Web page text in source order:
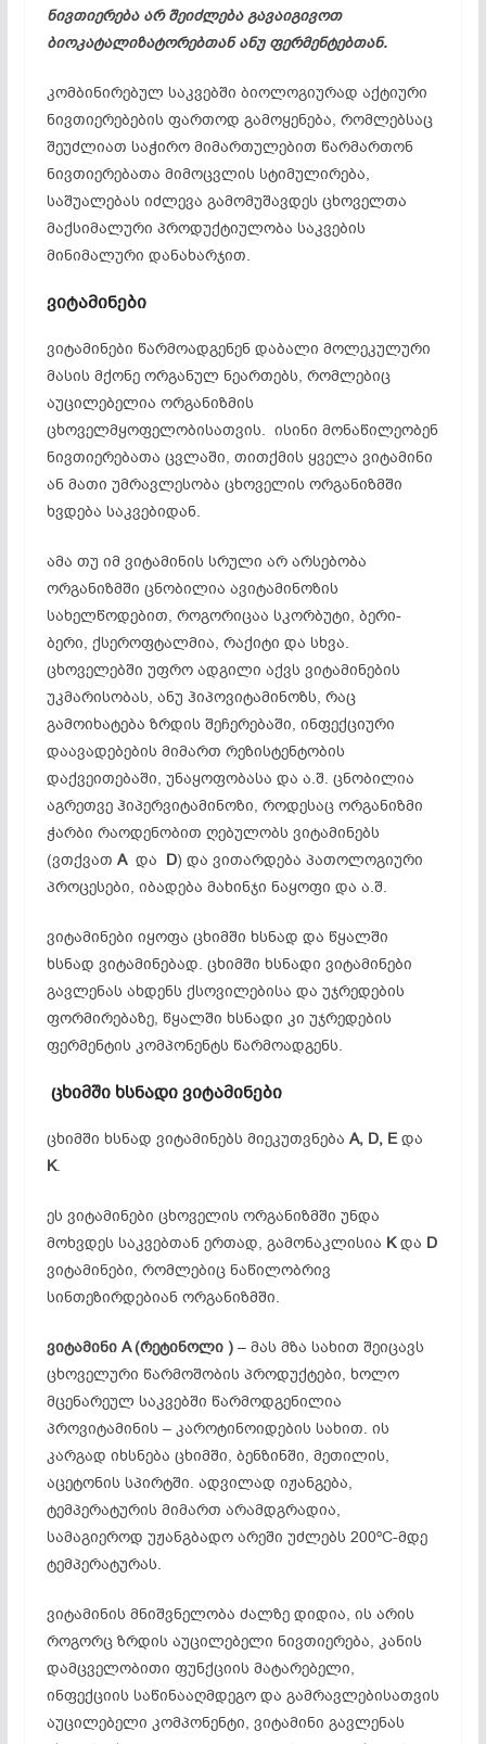
ნივთიერება არ შეიძლება გავაიგივოთ
ბიოკატალიზატორებთან ანუ ფერმენტებთან.
კომბინირებულ საკვებში ბიოლოგიურად აქტიური
ნივთიერებების ფართოდ გამოყენება, რომლებსაც
შეუძლიათ საჭირო მიმართულებით წარმართონ
ნივთიერებათა მიმოცვლის სტიმულირება,
საშუალებას იძლევა გამომუშავდეს ცხოველთა
მაქსიმალური პროდუქტიულობა საკვების
მინიმალური დანახარჯით.
ვიტამინები
ვიტამინები წარმოადგენენ დაბალი მოლეკულური
მასის მქონე ორგანულ ნეართებს, რომლებიც
აუცილებელია ორგანიზმის
ცხოველმყოფელობისათვის. ისინი მონაწილეობენ
ნივთიერებათა ცვლაში, თითქმის ყველა ვიტამინი
ან მათი უმრავლესობა ცხოველის ორგანიზმში
ხვდება საკვებიდან.
ამა თუ იმ ვიტამინის სრული არ არსებობა
ორგანიზმში ცნობილია ავიტამინოზის
სახელწოდებით, როგორიცაა სკორბუტი, ბერი-
ბერი, ქსეროფტალმია, რაქიტი და სხვა.
ცხოველებში უფრო ადგილი აქვს ვიტამინების
უკმარისობას, ანუ ჰიპოვიტამინოზს, რაც
გამოიხატება ზრდის შეჩერებაში, ინფექციური
დაავადებების მიმართ რეზისტენტობის
დაქვეითებაში, უნაყოფობასა და ა.შ. ცნობილია
აგრეთვე ჰიპერვიტამინოზი, როდესაც ორგანიზმი
ჭარბი რაოდენობით ღებულობს ვიტამინებს
(ვთქვათ Aდა D) და ვითარდება პათოლოგიური
პროცესები, იბადება მახინჯი ნაყოფი და ა.შ.
ვიტამინები იყოფა ცხიმში ხსნად და წყალში
ხსნად ვიტამინებად. ცხიმში ხსნადი ვიტამინები
გავლენას ახდენს ქსოვილებისა და უჯრედების
ფორმირებაზე, წყალში ხსნადი კი უჯრედების
ფერმენტის კომპონენტს წარმოადგენს.
ცხიმში ხსნადივიტამინები
ცხიმში ხსნად ვიტამინებს მიეკუთვნება A, D, Eდა
K.
ეს ვიტამინები ცხოველის ორგანიზმში უნდა
მოხვდეს საკვებთან ერთად, გამონაკლისია Kდა D
ვიტამინები, რომლებიც ნაწილობრივ
სინთეზირდებიან ორგანიზმში.
ვიტამინი A (რეტინოლი )– მას მზა სახით შეიცავს
ცხოველური წარმოშობის პროდუქტები, ხოლო
მცენარეულ საკვებში წარმოდგენილია
პროვიტამინის – კაროტინოიდების სახით. ის
კარგად იხსნება ცხიმში, ბენზინში, მეთილის,
აცეტონის სპირტში. ადვილად იჟანგება,
ტემპერატურის მიმართ არამდგრადია,
სამაგიეროდ უჟანგბადო არეში უძლებს 200ºC-მდე
ტემპერატურას.
ვიტამინის მნიშვნელობა ძალზე დიდია, ის არის
როგორც ზრდის აუცილებელი ნივთიერება, კანის
დამცველობითი ფუნქციის მატარებელი,
ინფექციის საწინააღმდეგო და გამრავლებისათვის
აუცილებელი კომპონენტი, ვიტამინი გავლენას